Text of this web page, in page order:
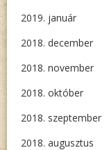
2019. január
2018. december
2018. november
2018. október
2018. szeptember
2018. augusztus